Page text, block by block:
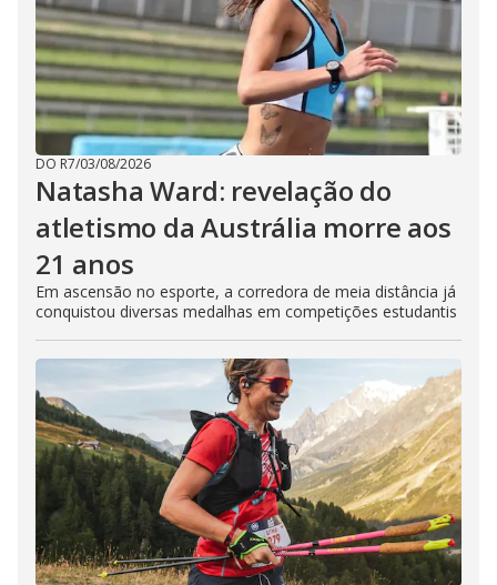
DO R7/03/08/2026
Natasha Ward: revelação do
atletismo da Austrália morre aos
21 anos
Em ascensão no esporte, a corredora de meia distância já
conquistou diversas medalhas em competições estudantis